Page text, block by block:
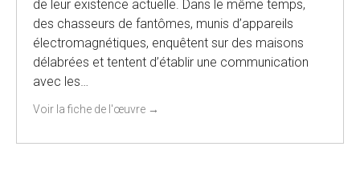
de leur existence actuelle. Dans le même temps,
des chasseurs de fantômes, munis d’appareils
électromagnétiques, enquêtent sur des maisons
délabrées et tentent d’établir une communication
avec les…
Voir la fiche de l'œuvre →